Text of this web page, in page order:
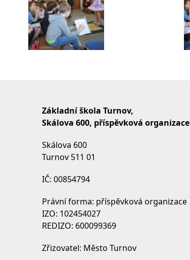
Základní škola Turnov,
Skálova 600, příspěvková organizace
Skálova 600
Turnov 511 01
IČ: 00854794
Právní forma: příspěvková organizace
IZO: 102454027
REDIZO: 600099369
Zřizovatel: Město Turnov